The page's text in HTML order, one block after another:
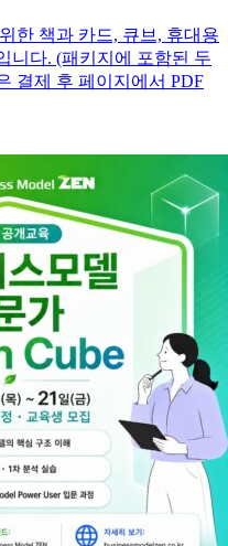
한 책과 카드, 큐브, 휴대용
니다. (패키지에 포함된 두
결제 후 페이지에서 PDF